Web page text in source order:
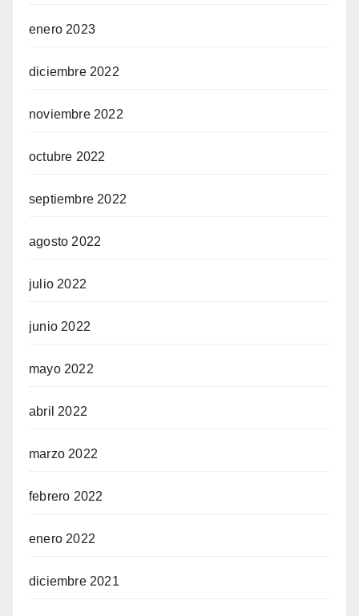
enero 2023
diciembre 2022
noviembre 2022
octubre 2022
septiembre 2022
agosto 2022
julio 2022
junio 2022
mayo 2022
abril 2022
marzo 2022
febrero 2022
enero 2022
diciembre 2021